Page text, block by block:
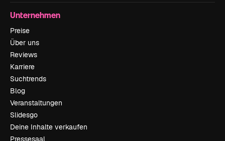
Unternehmen
Preise
Über uns
Reviews
Karriere
Suchtrends
Blog
Veranstaltungen
Slidesgo
Deine Inhalte verkaufen
Pressesaal